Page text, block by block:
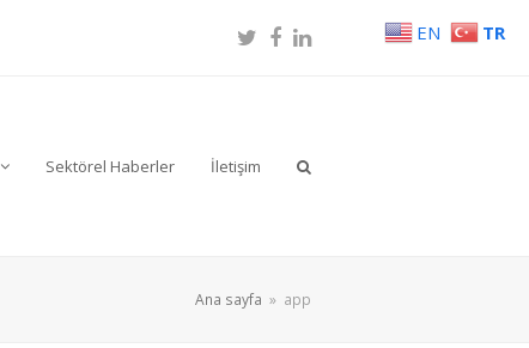
Twitter
Facebook
LinkedIn
Sektörel Haberler İletişim
Ana sayfa » app
EN TR